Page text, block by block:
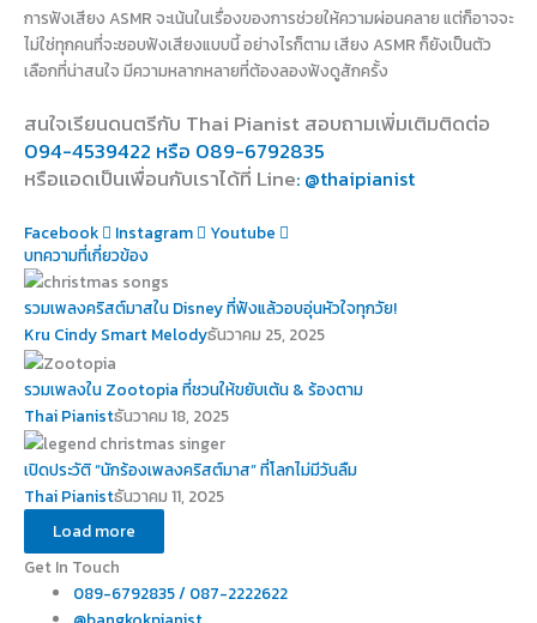
การฟังเสียง ASMR จะเน้นในเรื่องของการช่วยให้ความผ่อนคลาย แต่ก็อาจจะ
ไม่ใช่ทุกคนที่จะชอบฟังเสียงแบบนี้ อย่างไรก็ตาม เสียง ASMR ก็ยังเป็นตัว
เลือกที่น่าสนใจ มีความหลากหลายที่ต้องลองฟังดูสักครั้ง
สนใจเรียนดนตรีกับ Thai Pianist สอบถามเพิ่มเติมติดต่อ
094-4539422 หรือ 089-6792835
หรือแอดเป็นเพื่อนกับเราได้ที่ Line: @thaipianist
Facebook Instagram
Youtube
บทความที่เกี่ยวข้อง
รวมเพลงคริสต์มาสใน Disney ที่ฟังแล้วอบอุ่นหัวใจทุกวัย!
Kru Cindy Smart Melodyธันวาคม 25, 2025
รวมเพลงใน Zootopia ที่ชวนให้ขยับเต้น & ร้องตาม
Thai Pianistธันวาคม 18, 2025
เปิดประวัติ “นักร้องเพลงคริสต์มาส” ที่โลกไม่มีวันลืม
Thai Pianistธันวาคม 11, 2025
Load more
Get In Touch
089-6792835 / 087-2222622